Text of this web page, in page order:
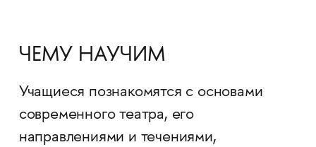
ЧЕМУ НАУЧИМ
Учащиеся познакомятся с основами
современного театра, его
направлениями и течениями,